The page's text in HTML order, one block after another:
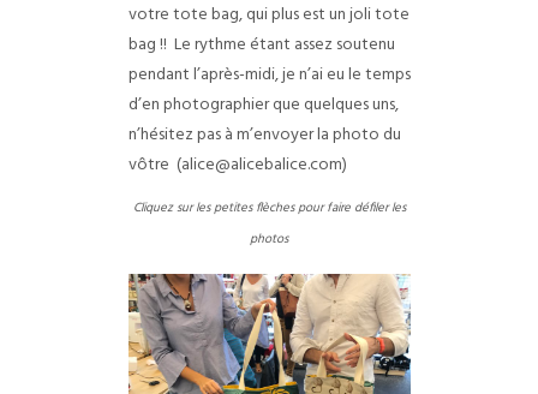
votre tote bag, qui plus est un joli tote
bag !! Le rythme étant assez soutenu
pendant l’après-midi, je n’ai eu le temps
d’en photographier que quelques uns,
n’hésitez pas à m’envoyer la photo du
vôtre (alice@alicebalice.com)
Cliquez sur les petites flèches pour faire défiler les
photos